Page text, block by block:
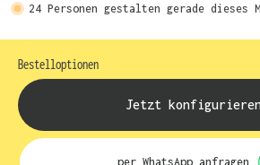
24 Personen gestalten gerade dieses
Bestelloptionen
Jetzt konfigurieren
per WhatsApp anfragen